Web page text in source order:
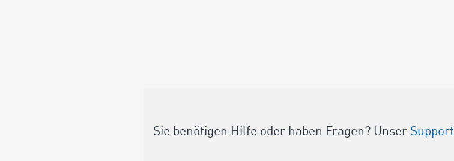
Sie benötigen Hilfe oder haben Fragen? Unser Support